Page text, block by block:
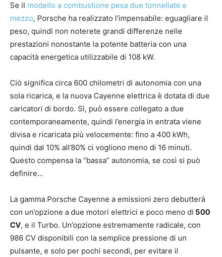
Se il modello a combustione pesa due tonnellate e
mezzo, Porsche ha realizzato l’impensabile: eguagliare il
peso, quindi non noterete grandi differenze nelle
prestazioni nonostante la potente batteria con una
capacità energetica utilizzabile di 108 kW.
Ciò significa circa 600 chilometri di autonomia con una
sola ricarica, e la nuova Cayenne elettrica è dotata di due
caricatori di bordo. Sì, può essere collegato a due
contemporaneamente, quindi l’energia in entrata viene
divisa e ricaricata più velocemente: fino a 400 kWh,
quindi dal 10% all’80% ci vogliono meno di 16 minuti.
Questo compensa la “bassa” autonomia, se così si può
definire…
La gamma Porsche Cayenne a emissioni zero debutterà
con un’opzione a due motori elettrici e poco meno di 500
CV, e il Turbo. Un’opzione estremamente radicale, con
986 CV disponibili con la semplice pressione di un
pulsante, e solo per pochi secondi, per evitare il